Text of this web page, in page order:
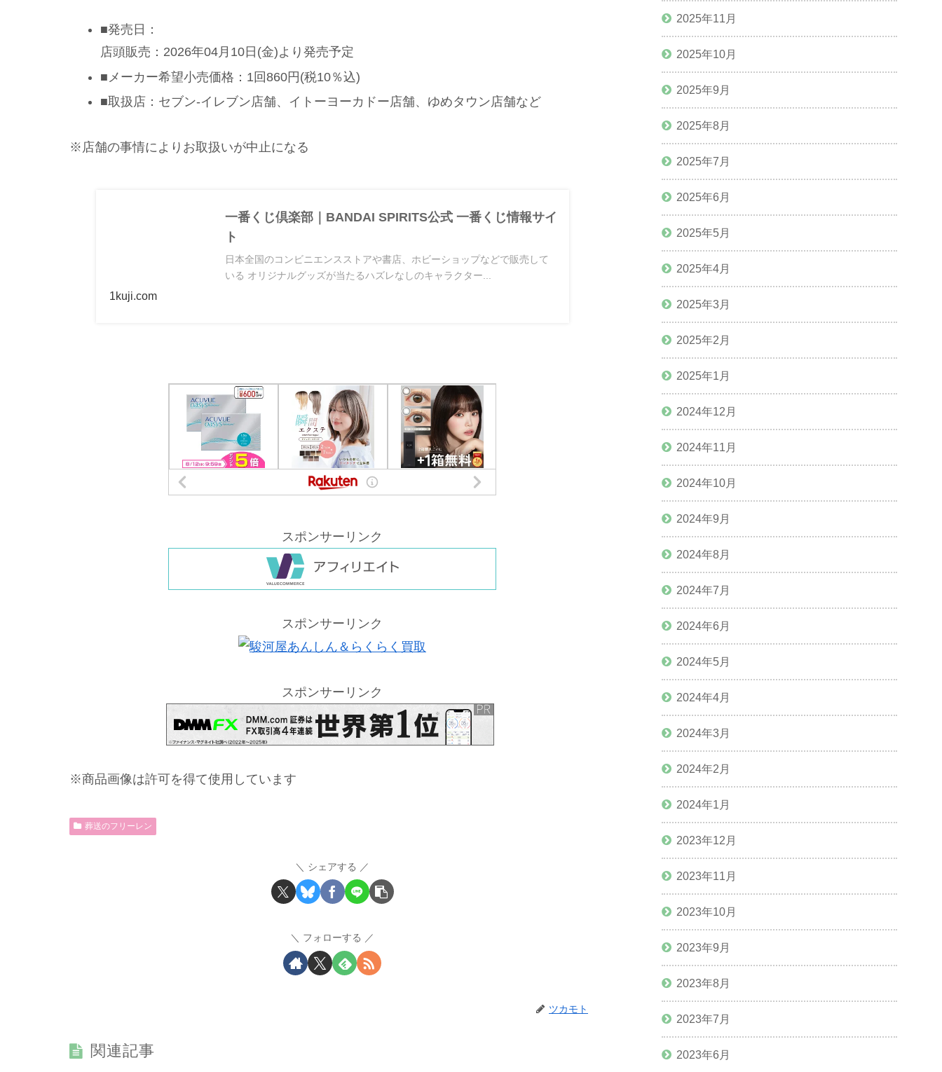
■発売日：
店頭販売：2026年04月10日(金)より発売予定
■メーカー希望小売価格：1回860円(税10％込)
■取扱店：セブン‐イレブン店舗、イトーヨーカドー店舗、ゆめタウン店舗など
※店舗の事情によりお取扱いが中止になる
一番くじ倶楽部｜BANDAI SPIRITS公式 一番くじ情報サイ
ト
日本全国のコンビニエンスストアや書店、ホビーショップなどで販売して
いる オリジナルグッズが当たるハズレなしのキャラクター...
1kuji.com
スポンサーリンク
スポンサーリンク
スポンサーリンク
※商品画像は許可を得て使用しています
葬送のフリーレン
シェアする
フォローする
ツカモト
関連記事
2025年11月
2025年10月
2025年9月
2025年8月
2025年7月
2025年6月
2025年5月
2025年4月
2025年3月
2025年2月
2025年1月
2024年12月
2024年11月
2024年10月
2024年9月
2024年8月
2024年7月
2024年6月
2024年5月
2024年4月
2024年3月
2024年2月
2024年1月
2023年12月
2023年11月
2023年10月
2023年9月
2023年8月
2023年7月
2023年6月